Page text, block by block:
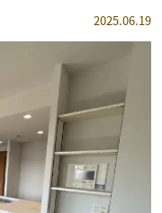
2025.06.19